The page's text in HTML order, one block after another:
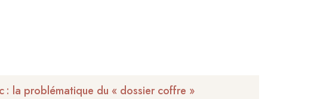
: la problématique du « dossier coffre »